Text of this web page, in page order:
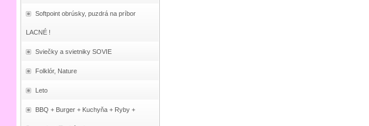
Softpoint obrúsky, puzdrá na príbor
LACNÉ !
Sviečky a svietniky SOVIE
Folklór, Nature
Leto
BBQ + Burger + Kuchyňa + Ryby +